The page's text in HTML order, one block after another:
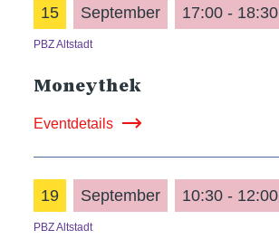
15 September 17:00 - 18:30
PBZ Altstadt
Moneythek
Eventdetails
19 September 10:30 - 12:00
PBZ Altstadt